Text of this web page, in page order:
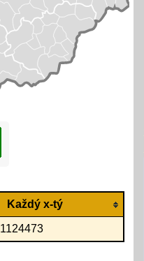
Každý x-tý
1124473